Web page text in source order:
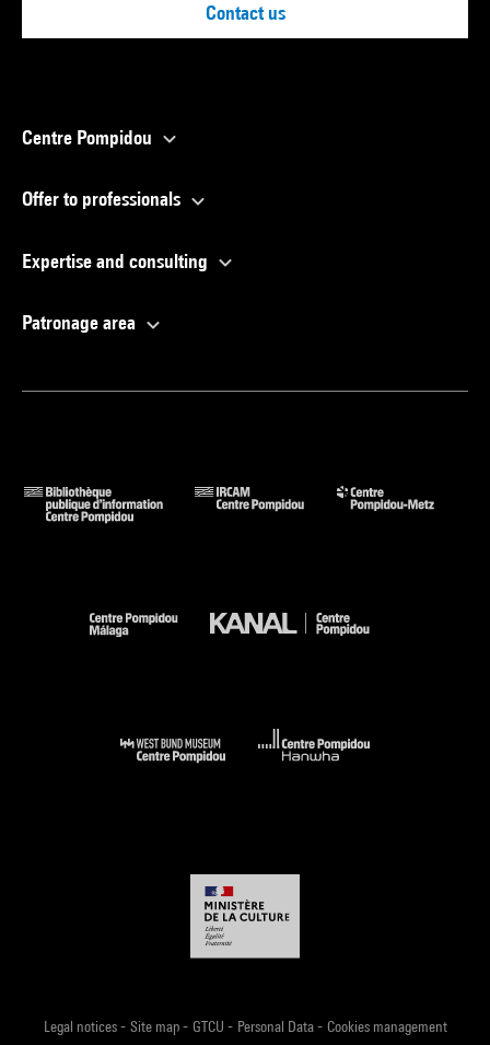
Contact us
Centre Pompidou
Offer to professionals
Expertise and consulting
Patronage area
Legal notices- Site map- GTCU - Personal Data- Cookies management